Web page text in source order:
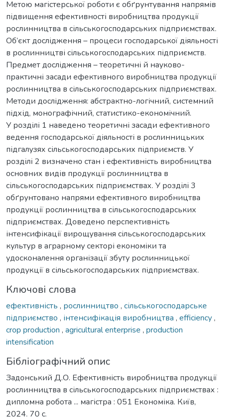
Метою магістерської роботи є обґрунтування напрямів
підвищення ефективності виробництва продукції
рослинництва в сільськогосподарських підприємствах.
Об’єкт дослідження – процеси господарської діяльності
в рослинництві сільськогосподарських підприємств.
Предмет дослідження – теоретичні й науково-
практичні засади ефективного виробництва продукції
рослинництва в сільськогосподарських підприємствах.
Методи дослідження: абстрактно-логічний, системний
підхід, монографічний, статистико-економічний.
У розділі 1 наведено теоретичні засади ефективного
ведення господарської діяльності в рослинницьких
підгалузях сільськогосподарських підприємств. У
розділі 2 визначено стан і ефективність виробництва
основних видів продукції рослинництва в
сільськогосподарських підприємствах. У розділі 3
обґрунтовано напрями ефективного виробництва
продукції рослинництва в сільськогосподарських
підприємствах. Доведено перспективність
інтенсифікації вирощування сільськогосподарських
культур в аграрному секторі економіки та
удосконалення організації збуту рослинницької
продукції в сільськогосподарських підприємствах.
Ключові слова
ефективність , рослинництво , сільськогосподарське
підприємство , інтенсифікація виробництва , efficiency,
crop production , agricultural enterprise , production
intensification
Бібліографічний опис
Задонський Д.О. Ефективність виробництва продукції
рослинництва в сільськогосподарських підприємствах :
дипломна робота ... магістра : 051 Економіка. Київ,
2024. 70 с.